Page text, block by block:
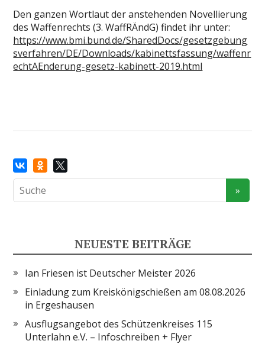
Den ganzen Wortlaut der anstehenden Novellierung
des Waffenrechts (3. WaffRÄndG) findet ihr unter:
https://www.bmi.bund.de/SharedDocs/gesetzgebung
sverfahren/DE/Downloads/kabinettsfassung/waffenr
echtAEnderung-gesetz-kabinett-2019.html
NEUESTE BEITRÄGE
Ian Friesen ist Deutscher Meister 2026
Einladung zum Kreiskönigschießen am 08.08.2026
in Ergeshausen
Ausflugsangebot des Schützenkreises 115
Unterlahn e.V. – Infoschreiben + Flyer